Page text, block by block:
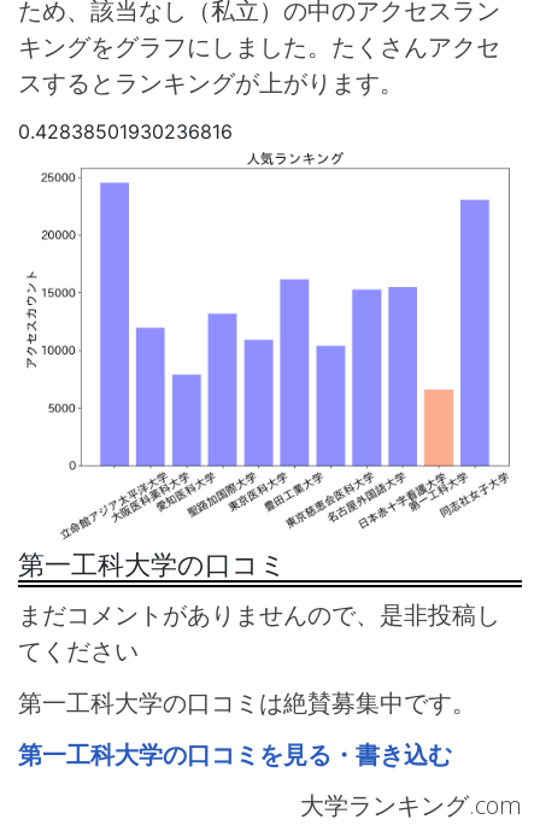
ため、該当なし（私立）の中のアクセスラン
キングをグラフにしました。たくさんアクセ
スするとランキングが上がります。
0.42838501930236816
第一工科大学の口コミ
まだコメントがありませんので、是非投稿し
てください
第一工科大学の口コミは絶賛募集中です。
第一工科大学の口コミを見る・書き込む
大学ランキング.com